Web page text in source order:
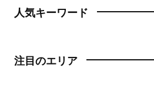
人気キーワード
注目のエリア